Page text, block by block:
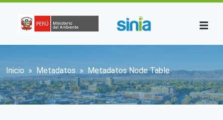
Sobrescribir enlaces de ayuda a la
Inicio Metadatos Metadatos Node Table